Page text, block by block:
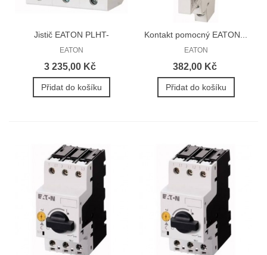
Jistič EATON PLHT-
63/3/D...
EATON
3 235,00 Kč
Přidat do košíku
Kontakt pomocný EATON...
EATON
382,00 Kč
Přidat do košíku